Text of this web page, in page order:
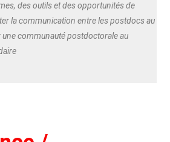
des outils et des opportunités de
la communication entre les postdocs au
une communauté postdoctorale au